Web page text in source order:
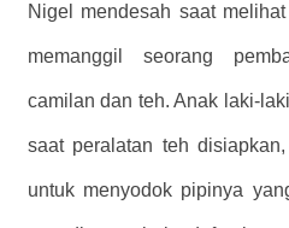
Nigel mendesah saat
memanggil seorang
camilan dan teh. Anak laki-
saat peralatan teh
untuk menyodok pipinya